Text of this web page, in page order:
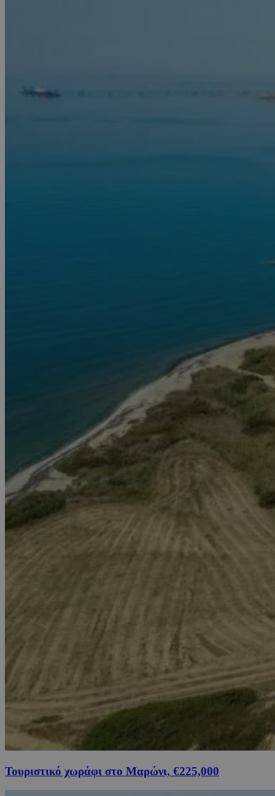
Τουριστικό χωράφι στο Μαρώνι, €225,000